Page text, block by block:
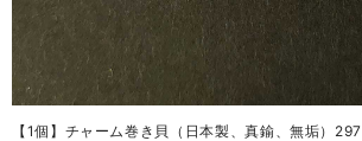
【1個】チャーム巻き貝（日本製、真鍮、無垢）297